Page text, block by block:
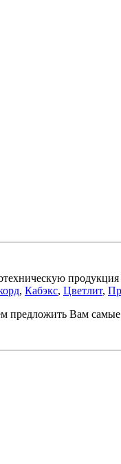
продукция
, Кабэкс, Цветлит,
предложить Вам